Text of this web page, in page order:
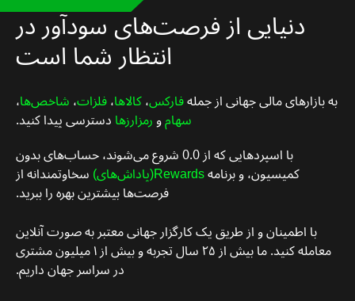
دنیایی از فرصت‌های سودآور در
انتظار شما است
به بازارهای مالی جهانی از جملهفارکس،کالاها،فلزات،شاخص‌ها،
سهامورمزارزهادسترسی پیدا کنید.
با اسپردهایی که از 0.0 شروع می‌شوند، حساب‌های بدون
کمیسیون، و برنامهRewards(پاداش‌های) سخاوتمندانه از
فرصت‌ها بیشترین بهره را ببرید.
با اطمینان و از طریق یک کارگزار جهانی معتبر به صورت آنلاین
معامله کنید. ما بیش از ۲۵ سال تجربه و بیش از ۱ میلیون مشتری
در سراسر جهان داریم.